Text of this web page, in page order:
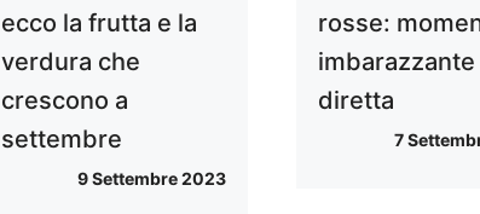
ecco la frutta e la
verdura che
crescono a
settembre
9 Settembre 2023
rosse:
imbarazzante
diretta
7